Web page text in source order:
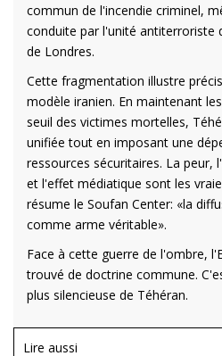
commun de l'incendie criminel,
conduite par l'unité antiterroriste
de Londres.
Cette fragmentation illustre
modèle iranien. En maintenant
seuil des victimes mortelles,
unifiée tout en imposant une
ressources sécuritaires. La peur,
et l'effet médiatique sont les
résume le Soufan Center: «la
comme arme véritable».
Face à cette guerre de l'ombre,
trouvé de doctrine commune.
plus silencieuse de Téhéran.
Lire aussi